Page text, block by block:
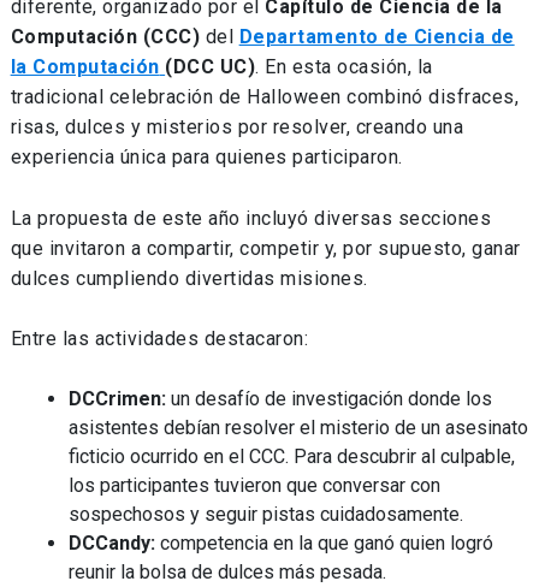
diferente, organizado por el Capítulo de Ciencia de la
Computación (CCC) del Departamento de Ciencia de
la Computación (DCC UC). En esta ocasión, la
tradicional celebración de Halloween combinó disfraces,
risas, dulces y misterios por resolver, creando una
experiencia única para quienes participaron.
La propuesta de este año incluyó diversas secciones
que invitaron a compartir, competir y, por supuesto, ganar
dulces cumpliendo divertidas misiones.
Entre las actividades destacaron:
DCCrimen:un desafío de investigación donde los
asistentes debían resolver el misterio de un asesinato
ficticio ocurrido en el CCC. Para descubrir al culpable,
los participantes tuvieron que conversar con
sospechosos y seguir pistas cuidadosamente.
DCCandy:competencia en la que ganó quien logró
reunir la bolsa de dulces más pesada.